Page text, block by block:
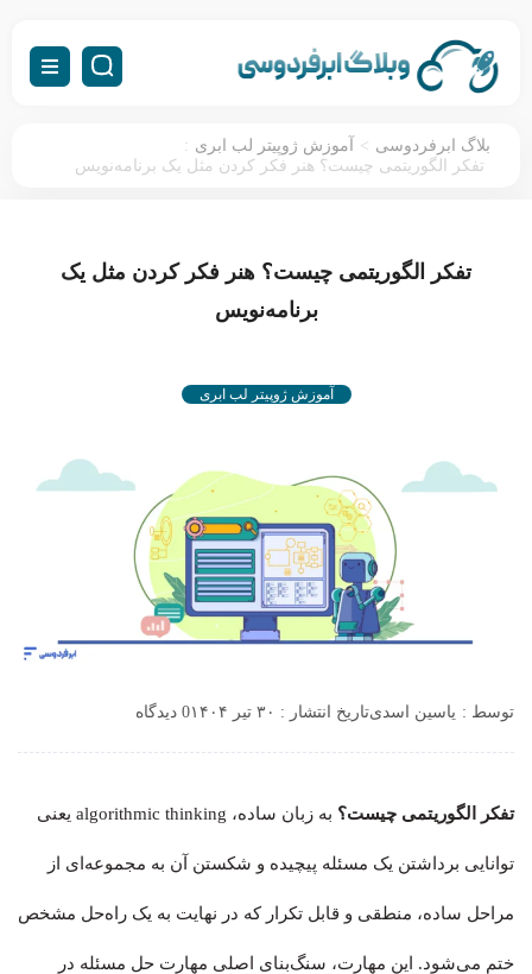
بلاگ ابرفردوسی > آموزش ژوپیتر لب ابری :
تفکر الگوریتمی چیست؟ هنر فکر کردن مثل یک برنامه‌نویس
تفکر الگوریتمی چیست؟ هنر فکر کردن مثل یک
برنامه‌نویس
آموزش ژوپیتر لب ابری
توسط : یاسین اسدیتاریخ انتشار : ۳۰ تیر ۱۴۰۴ 0 دیدگاه
تفکر الگوریتمی چیست؟ به زبان ساده، algorithmic thinking یعنی
توانایی برداشتن یک مسئله پیچیده و شکستن آن به مجموعه‌ای از
مراحل ساده، منطقی و قابل تکرار که در نهایت به یک راه‌حل مشخص
ختم می‌شود. این مهارت، سنگ‌بنای اصلی مهارت حل مسئله در